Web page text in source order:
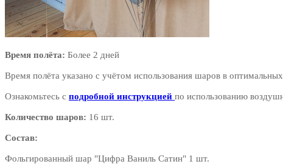
Время полёта: Более 2 дней
Время полёта указано с учётом использования шаров в
Ознакомьтесь с подробной инструкцией по использованию
Количество шаров: 16 шт.
Состав:
Фольгированный шар "Цифра Ваниль Сатин" 1 шт.